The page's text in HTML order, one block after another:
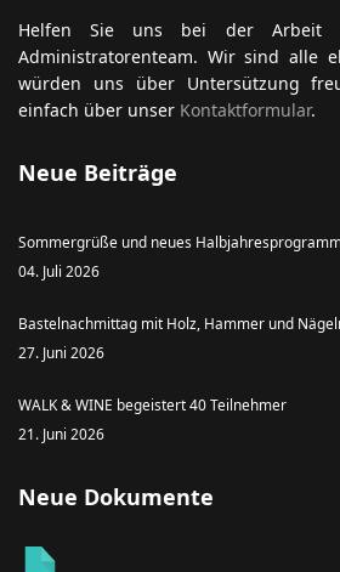
Helfen Sie uns bei der Arbeit
Administratorenteam. Wir sind alle
würden uns über Untersützung
einfach über unser Kontaktformular.
Neue Beiträge
Sommergrüße und neues
04. Juli 2026
Bastelnachmittag mit Holz, Hammer und
27. Juni 2026
WALK & WINE begeistert 40 Teilnehmer
21. Juni 2026
Neue Dokumente